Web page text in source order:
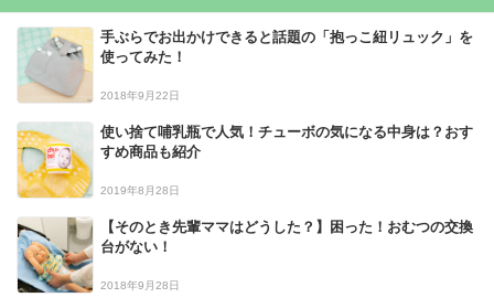
手ぶらでお出かけできると話題の「抱っこ紐リュック」を
使ってみた！
2018年9月22日
使い捨て哺乳瓶で人気！チューボの気になる中身は？おす
すめ商品も紹介
2019年8月28日
【そのとき先輩ママはどうした？】困った！おむつの交換
台がない！
2018年9月28日